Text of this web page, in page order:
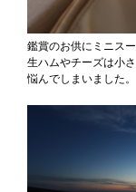
鑑賞のお供にミニス
生ハムやチーズは小
悩んでしまいました。